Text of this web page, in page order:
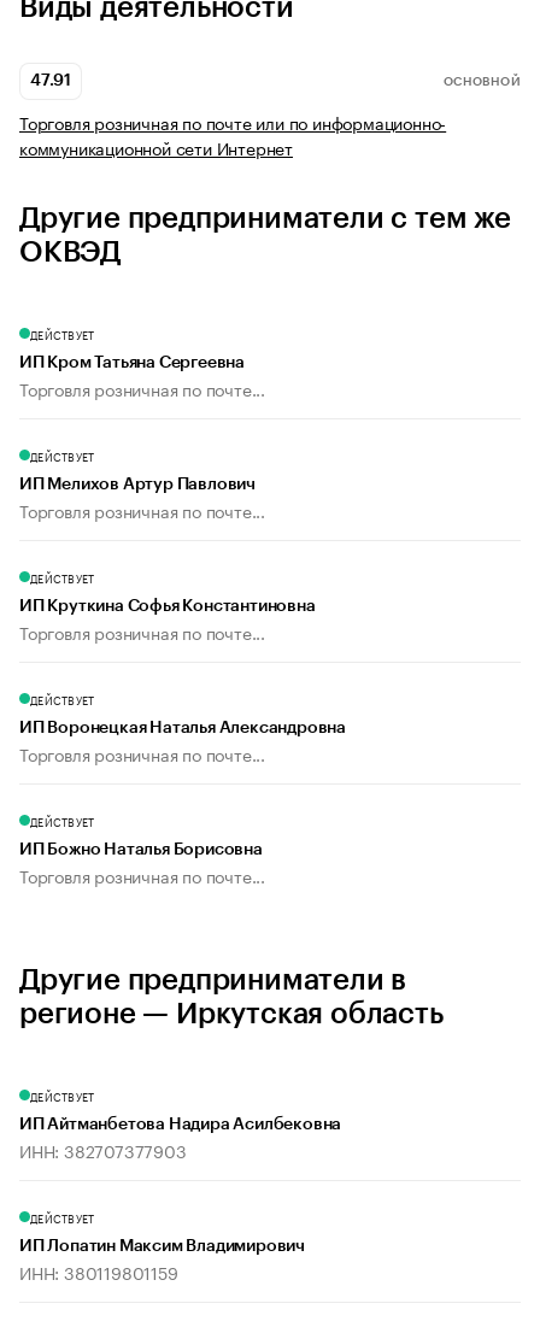
Виды деятельности
47.91 ОСНОВНОЙ
Торговля розничная по почте или по информационно-
коммуникационной сети Интернет
Другие предприниматели с тем же
ОКВЭД
ДЕЙСТВУЕТ
ИП Кром Татьяна Сергеевна
Торговля розничная по почте...
ДЕЙСТВУЕТ
ИП Мелихов Артур Павлович
Торговля розничная по почте...
ДЕЙСТВУЕТ
ИП Круткина Софья Константиновна
Торговля розничная по почте...
ДЕЙСТВУЕТ
ИП Воронецкая Наталья Александровна
Торговля розничная по почте...
ДЕЙСТВУЕТ
ИП Божно Наталья Борисовна
Торговля розничная по почте...
Другие предприниматели в
регионе — Иркутская область
ДЕЙСТВУЕТ
ИП Айтманбетова Надира Асилбековна
ИНН: 382707377903
ДЕЙСТВУЕТ
ИП Лопатин Максим Владимирович
ИНН: 380119801159